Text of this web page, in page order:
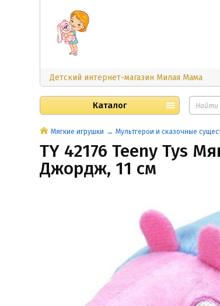
Детский интернет-магазин Милая Мама
Каталог
Мягкие игрушки Мультгерои и сказочные
TY 42176 Teeny Tys
Джордж, 11 см